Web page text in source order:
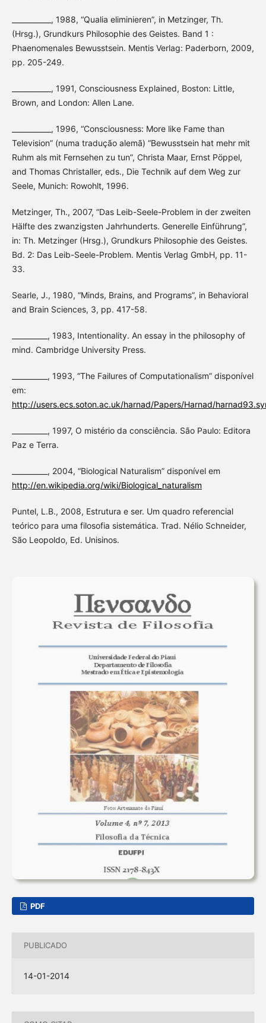
___________, 1988, “Qualia eliminieren”, in Metzinger, Th.
(Hrsg.), Grundkurs Philosophie des Geistes. Band 1 :
Phaenomenales Bewusstsein. Mentis Verlag: Paderborn, 2009,
pp. 205-249.
___________, 1991, Consciousness Explained, Boston: Little,
Brown, and London: Allen Lane.
___________, 1996, “Consciousness: More like Fame than
Television” (numa tradução alemã) “Bewusstsein hat mehr mit
Ruhm als mit Fernsehen zu tun”, Christa Maar, Ernst Pöppel,
and Thomas Christaller, eds., Die Technik auf dem Weg zur
Seele, Munich: Rowohlt, 1996.
Metzinger, Th., 2007, “Das Leib-Seele-Problem in der zweiten
Hälfte des zwanzigsten Jahrhunderts. Generelle Einführung”,
in: Th. Metzinger (Hrsg.), Grundkurs Philosophie des Geistes.
Bd. 2: Das Leib-Seele-Problem. Mentis Verlag GmbH, pp. 11-
33.
Searle, J., 1980, “Minds, Brains, and Programs”, in Behavioral
and Brain Sciences, 3, pp. 417-58.
__________, 1983, Intentionality. An essay in the philosophy of
mind. Cambridge University Press.
__________, 1993, “The Failures of Computationalism” disponível
em:
http://users.ecs.soton.ac.uk/harnad/Papers/Harnad/
__________, 1997, O mistério da consciência. São Paulo: Editora
Paz e Terra.
__________, 2004, “Biological Naturalism” disponível em
http://en.wikipedia.org/wiki/Biological_naturalism
Puntel, L.B., 2008, Estrutura e ser. Um quadro referencial
teórico para uma filosofia sistemática. Trad. Nélio Schneider,
São Leopoldo, Ed. Unisinos.
PDF
PUBLICADO
14-01-2014